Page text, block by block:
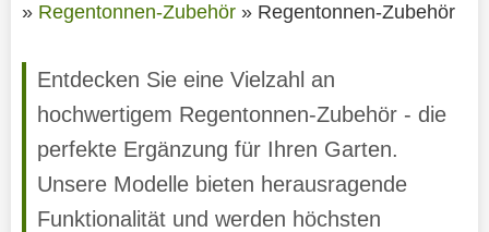
» Regentonnen-Zubehör» Regentonnen-Zubehör
Entdecken Sie eine Vielzahl an
hochwertigem Regentonnen-Zubehör - die
perfekte Ergänzung für Ihren Garten.
Unsere Modelle bieten herausragende
Funktionalität und werden höchsten